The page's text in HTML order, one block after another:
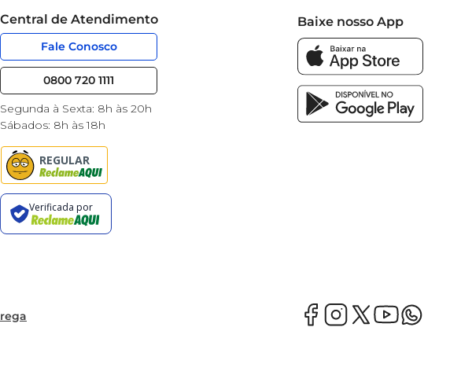
Central de Atendimento
Fale Conosco
0800 720 1111
Segunda à Sexta: 8h às 20h
Sábados: 8h às 18h
Baixe nosso App